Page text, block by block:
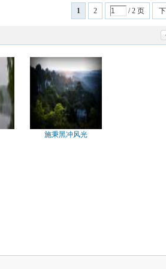
1 2 / 2 页
施秉黑冲风光